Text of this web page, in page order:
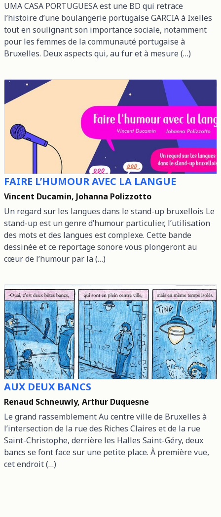
UMA CASA PORTUGUESA est une BD qui retrace
l’histoire d’une boulangerie portugaise GARCIA à Ixelles
tout en soulignant son importance sociale, notamment
pour les femmes de la communauté portugaise à
Bruxelles. Deux aspects qui, au fur et à mesure (…)
FAIRE L’HUMOUR AVEC LA LANGUE
Vincent Ducamin, Johanna Polizzotto
Un regard sur les langues dans le stand-up bruxellois Le
stand-up est un genre d’humour particulier, l’utilisation
des mots et des langues est complexe. Cette bande
dessinée et ce reportage sonore vous plongeront au
cœur de l’humour par la (…)
AUX DEUX BANCS
Renaud Schneuwly, Arthur Duquesne
Le grand rassemblement Au centre ville de Bruxelles à
l’intersection de la rue des Riches Claires et de la rue
Saint-Christophe, derrière les Halles Saint-Géry, deux
bancs se font face sur une petite place. À première vue,
cet endroit (…)